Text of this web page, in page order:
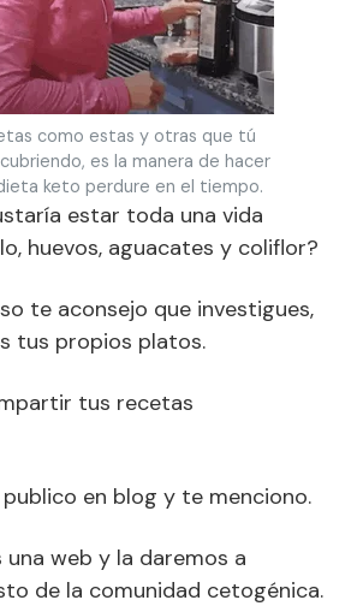
como estas y otras que tú
es la manera de hacer
keto perdure en el tiempo.
estar toda una vida
huevos, aguacates y coliflor?
te aconsejo que investigues,
tus propios platos.
tus recetas
publico en blog y te menciono.
una web y la daremos a
de la comunidad cetogénica.